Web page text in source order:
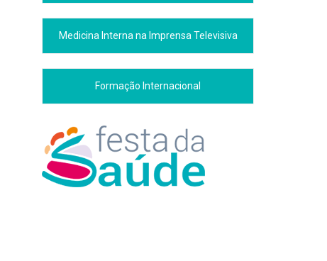
Medicina Interna na Imprensa Televisiva
Formação Internacional